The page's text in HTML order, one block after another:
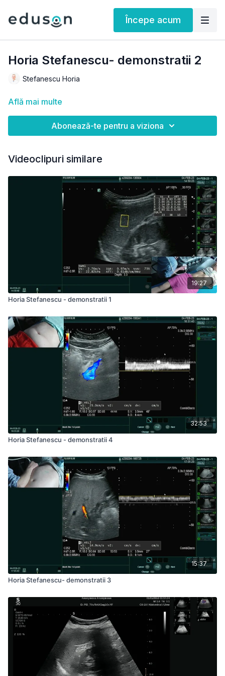
Începe acum
Horia Stefanescu- demonstratii 2
Stefanescu Horia
Află mai multe
Abonează-te pentru a viziona
Videoclipuri similare
19:27
Horia Stefanescu - demonstratii 1
32:53
Horia Stefanescu - demonstratii 4
15:37
Horia Stefanescu- demonstratii 3